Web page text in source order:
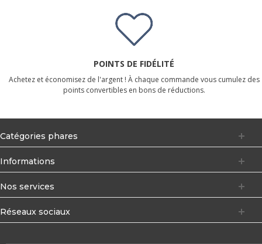
POINTS DE FIDÉLITÉ
Achetez et économisez de l'argent ! À chaque commande vous cumulez des
points convertibles en bons de réductions.
Catégories phares
Informations
Nos services
Réseaux sociaux